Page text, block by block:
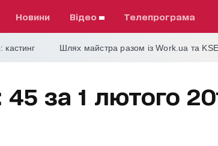
Новини відео телепрограма
кастинг Шлях майстра разом із Work.ua та
45 за 1 лютого